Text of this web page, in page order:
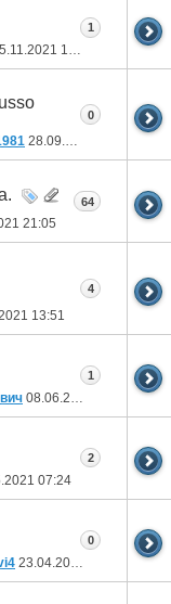
10:01
1
28.09.2021
0
21:05
64
13:51
4
08.06.2021
1
07:24
2
23.04.2021
0